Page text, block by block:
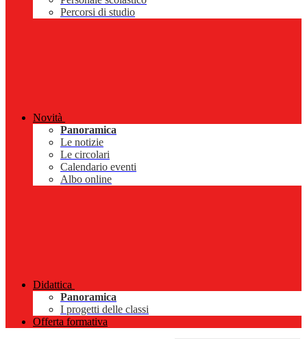
Percorsi di studio
Novità
Panoramica
Le notizie
Le circolari
Calendario eventi
Albo online
Didattica
Panoramica
I progetti delle classi
Offerta formativa